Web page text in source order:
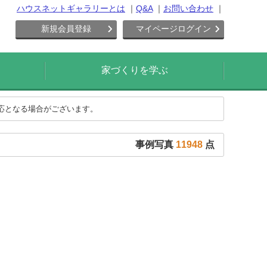
ハウスネットギャラリーとは Q&A お問い合わせ
新規会員登録 マイページログイン
家づくりを学ぶ
なる場合がございます。
事例写真 11948 点